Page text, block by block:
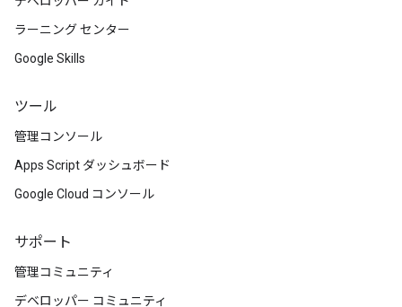
ラーニング センター
Google Skills
ツール
管理コンソール
Apps Script ダッシュボード
Google Cloud コンソール
サポート
管理コミュニティ
デベロッパー コミュニティ